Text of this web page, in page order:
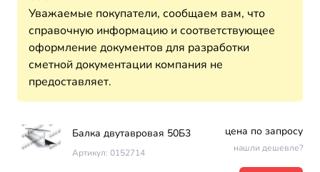
Уважаемые покупатели, сообщаем вам, что
справочную информацию и соответствующее
оформление документов для разработки
сметной документации компания не
предоставляет.
Балка двутавровая 50Б3
Артикул: 0152714
цена по запросу
нашли дешевле?